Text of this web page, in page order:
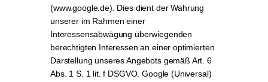
(www.google.de). Dies dient der Wahrung
unserer im Rahmen einer
Interessensabwägung überwiegenden
berechtigten Interessen an einer optimierten
Darstellung unseres Angebots gemäß Art. 6
Abs. 1 S. 1 lit. f DSGVO. Google (Universal)